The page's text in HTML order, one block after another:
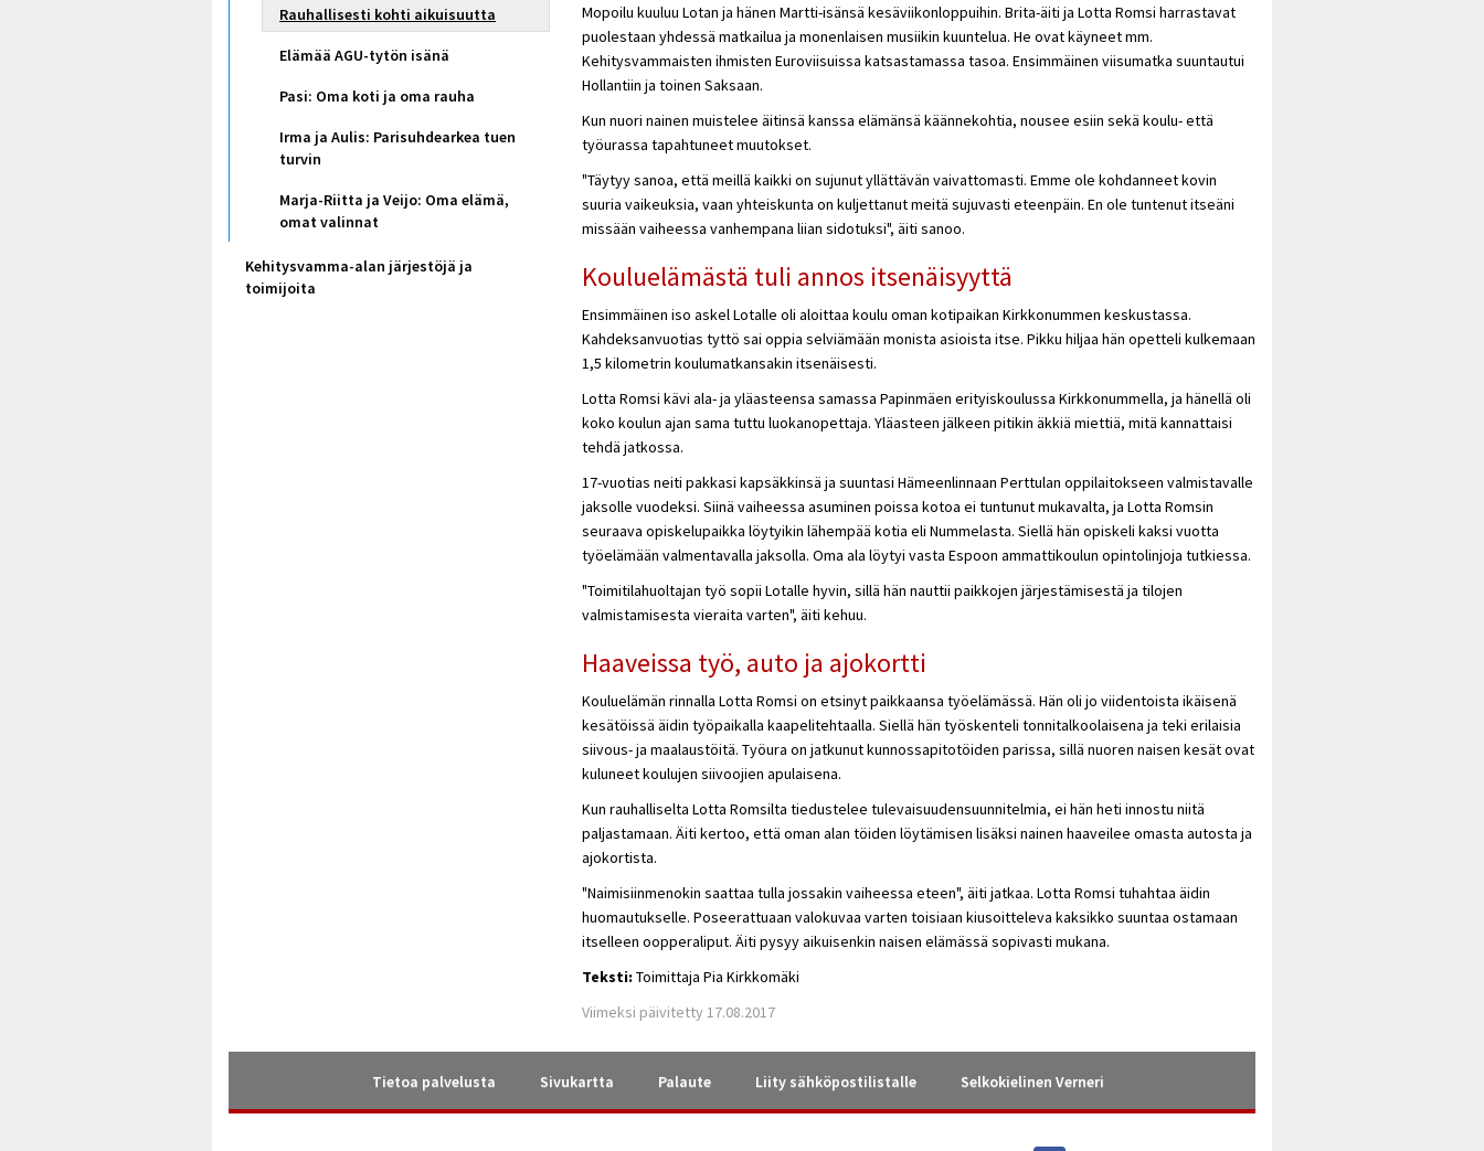
Rauhallisesti kohti aikuisuutta
Elämää AGU-tytön isänä
Pasi: Oma koti ja oma rauha
Irma ja Aulis: Parisuhdearkea tuen
turvin
Marja-Riitta ja Veijo: Oma elämä,
omat valinnat
Kehitysvamma-alan järjestöjä ja
toimijoita
Mopoilu kuuluu Lotan ja hänen Martti-isänsä kesäviikonloppuihin. Brita-äiti ja Lotta Romsi harrastavat
puolestaan yhdessä matkailua ja monenlaisen musiikin kuuntelua. He ovat käyneet mm.
Kehitysvammaisten ihmisten Euroviisuissa katsastamassa tasoa. Ensimmäinen viisumatka suuntautui
Hollantiin ja toinen Saksaan.
Kun nuori nainen muistelee äitinsä kanssa elämänsä käännekohtia, nousee esiin sekä koulu- että
työurassa tapahtuneet muutokset.
"Täytyy sanoa, että meillä kaikki on sujunut yllättävän vaivattomasti. Emme ole kohdanneet kovin
suuria vaikeuksia, vaan yhteiskunta on kuljettanut meitä sujuvasti eteenpäin. En ole tuntenut itseäni
missään vaiheessa vanhempana liian sidotuksi", äiti sanoo.
Kouluelämästä tuli annos itsenäisyyttä
Ensimmäinen iso askel Lotalle oli aloittaa koulu oman kotipaikan Kirkkonummen keskustassa.
Kahdeksanvuotias tyttö sai oppia selviämään monista asioista itse. Pikku hiljaa hän opetteli kulkemaan
1,5 kilometrin koulumatkansakin itsenäisesti.
Lotta Romsi kävi ala- ja yläasteensa samassa Papinmäen erityiskoulussa Kirkkonummella, ja hänellä oli
koko koulun ajan sama tuttu luokanopettaja. Yläasteen jälkeen pitikin äkkiä miettiä, mitä kannattaisi
tehdä jatkossa.
17-vuotias neiti pakkasi kapsäkkinsä ja suuntasi Hämeenlinnaan Perttulan oppilaitokseen valmistavalle
jaksolle vuodeksi. Siinä vaiheessa asuminen poissa kotoa ei tuntunut mukavalta, ja Lotta Romsin
seuraava opiskelupaikka löytyikin lähempää kotia eli Nummelasta. Siellä hän opiskeli kaksi vuotta
työelämään valmentavalla jaksolla. Oma ala löytyi vasta Espoon ammattikoulun opintolinjoja tutkiessa.
"Toimitilahuoltajan työ sopii Lotalle hyvin, sillä hän nauttii paikkojen järjestämisestä ja tilojen
valmistamisesta vieraita varten", äiti kehuu.
Haaveissa työ, auto ja ajokortti
Kouluelämän rinnalla Lotta Romsi on etsinyt paikkaansa työelämässä. Hän oli jo viidentoista ikäisenä
kesätöissä äidin työpaikalla kaapelitehtaalla. Siellä hän työskenteli tonnitalkoolaisena ja teki erilaisia
siivous- ja maalaustöitä. Työura on jatkunut kunnossapitotöiden parissa, sillä nuoren naisen kesät ovat
kuluneet koulujen siivoojien apulaisena.
Kun rauhalliselta Lotta Romsilta tiedustelee tulevaisuudensuunnitelmia, ei hän heti innostu niitä
paljastamaan. Äiti kertoo, että oman alan töiden löytämisen lisäksi nainen haaveilee omasta autosta ja
ajokortista.
"Naimisiinmenokin saattaa tulla jossakin vaiheessa eteen", äiti jatkaa. Lotta Romsi tuhahtaa äidin
huomautukselle. Poseerattuaan valokuvaa varten toisiaan kiusoitteleva kaksikko suuntaa ostamaan
itselleen oopperaliput. Äiti pysyy aikuisenkin naisen elämässä sopivasti mukana.
Teksti: Toimittaja Pia Kirkkomäki
Viimeksi päivitetty 17.08.2017
Tietoa palvelusta Sivukartta Palaute Liity sähköpostilistalle Selkokielinen Verneri